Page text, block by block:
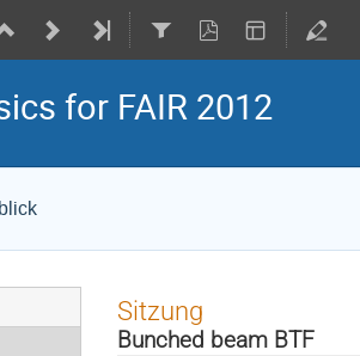
for FAIR 2012
Sitzung
Bunched beam BTF